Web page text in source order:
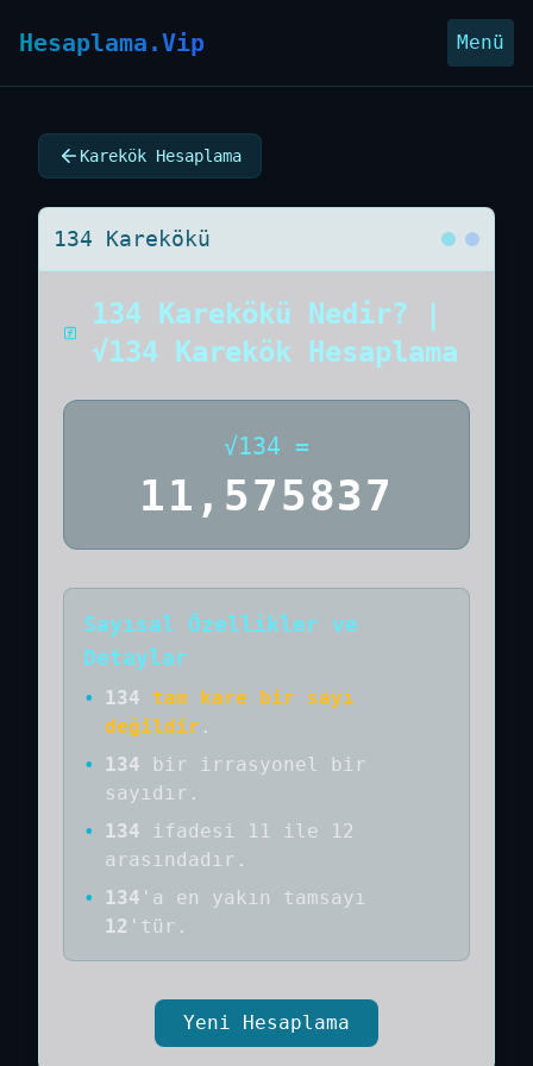
Hesaplama.Vip Menü
Karekök Hesaplama
134 Karekökü
134 Karekökü Nedir? |
√134 Karekök Hesaplama
√134 =
11,575837
Sayısal Özellikler ve
Detaylar
• 134
tam kare bir sayı
değildir .
•
134 bir
irrasyonel bir
sayıdır .
•
134
ifadesi 11 ile 12
arasındadır.
•
134 'a en yakın tamsayı
12 'tür.
Yeni Hesaplama